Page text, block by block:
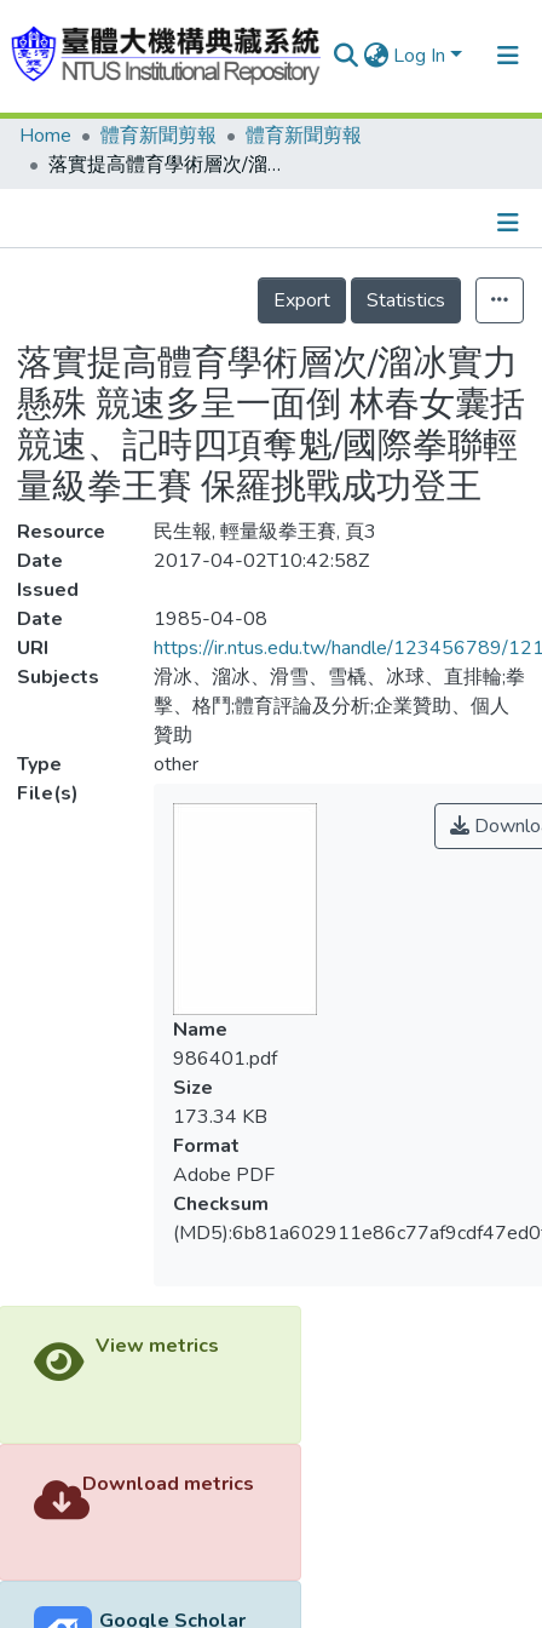
Log In
Communities & Collections
Statistics
Home 體育新聞剪報
體育新聞剪報
落實提高體育學術層次/溜冰實力懸殊 競速多呈一面倒 林春女囊括競速、記時四項奪魁/國際拳聯輕量級拳王賽 保羅挑戰成功登王
Details
Export
Statistics
落實提高體育學術層次/溜冰實力
懸殊 競速多呈一面倒 林春女囊括
競速、記時四項奪魁/國際拳聯輕
量級拳王賽 保羅挑戰成功登王
Resource
民生報, 輕量級拳王賽, 頁3
Date
Issued
2017-04-02T10:42:58Z
Date
1985-04-08
URI
https://ir.ntus.edu.tw/handle/123456789/
Subjects
滑冰、溜冰、滑雪、雪橇、冰球、直排輪;拳
擊、格鬥;體育評論及分析;企業贊助、個人
贊助
Type
other
File(s)
Name
986401.pdf
Size
173.34 KB
Format
Adobe PDF
Checksum
View metrics
Download metrics
Google Scholar